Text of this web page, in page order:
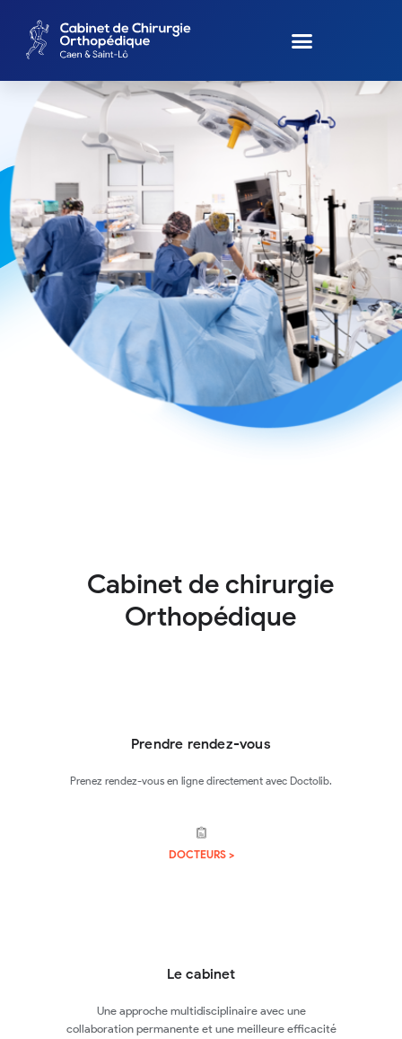
Cabinet de chirurgie
Orthopédique
Prendre rendez-vous
Prenez rendez-vous en ligne directement avec Doctolib.
DOCTEURS >
Le cabinet
Une approche multidisciplinaire avec une
collaboration permanente et une meilleure efficacité